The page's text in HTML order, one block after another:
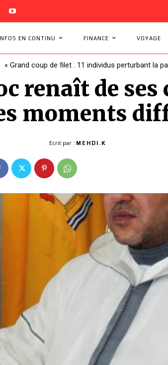
EN CONTINU FINANCE VOYAGE
« Grand coup de filet : 11 individus perturbant la
renaît de
moments
Ecrit par : MEHDI.K